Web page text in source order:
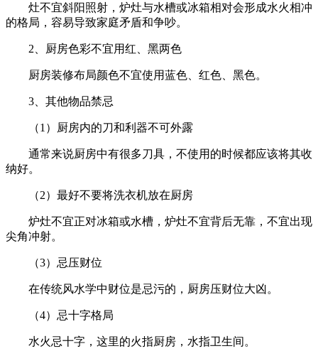
灶不宜斜阳照射，炉灶与水槽或冰箱相对会形成水火相冲
的格局，容易导致家庭矛盾和争吵。
2、 厨房色彩不宜用红、黑两色
厨房装修布局颜色不宜使用蓝色、红色、黑色。
3、其他物品禁忌
（1）厨房内的刀和利器不可外露
通常来说厨房中有很多刀具，不使用的时候都应该将其收
纳好。
（2）最好不要将洗衣机放在厨房
炉灶不宜正对冰箱或水槽，炉灶不宜背后无靠，不宜出现
尖角冲射。
（3）忌压财位
在传统风水学中财位是忌污的，厨房压财位大凶。
（4）忌十字格局
水火忌十字，这里的火指厨房，水指卫生间。